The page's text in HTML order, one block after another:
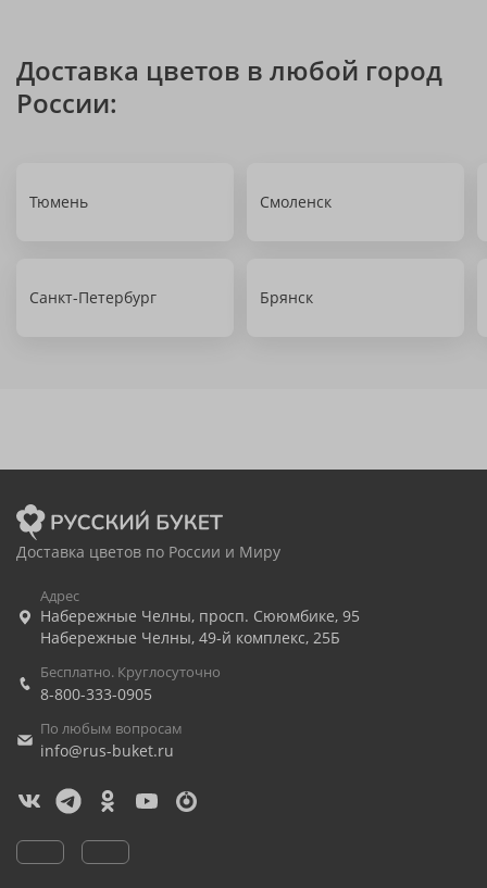
Доставка цветов в любой город
России:
Тюмень Смоленск
Санкт-Петербург Брянск
Доставка цветов по России и Миру
Адрес
Набережные Челны, просп. Сююмбике, 95
Набережные Челны, 49-й комплекс, 25Б
Бесплатно. Круглосуточно
8-800-333-0905
По любым вопросам
info@rus-buket.ru